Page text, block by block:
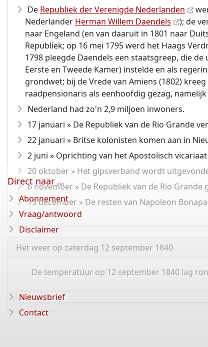
De Republiek der Verenigde Nederlanden
Nederlander Herman Willem Daendels
); de
naar Engeland (en van daaruit in 1801 naar
Republiek; op 16 mei 1795 werd het Haags
1798 pleegde Daendels een staatsgreep, die
Eerste en Tweede Kamer) instelde en als
grondwet; bij de Vrede van Amiens (1802)
raadpensionaris als eenhoofdig gezag,
Nederland had zo'n 2,9 miljoen inwoners.
17 januari » De Republiek van de Rio Grande
22 januari » Britse kolonisten komen aan in
2 juni » Oprichting van het Apostolisch
20 oktober » Het gipsverband wordt
6 november » De Republiek van de Rio Grande
15 december » De resten van Napoleon
Het weer op zaterdag 12 september 1840
De temperatuur op 12 september 1840 lag
Direct naar ...
Abonnement
Vraag/antwoord
Disclaimer
Nieuwsbrief
Contact